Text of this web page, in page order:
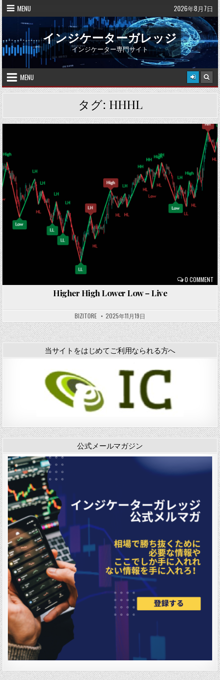
Skip
to
content
MENU 2026年8月7日
インジケーターガレッジ
インジケーター専門サイト
MENU
タグ: HHHL
0 COMMENT
in
Higher High Lower Low – Live
BIZITORE 2025年11月19日
当サイトをはじめてご利用なられる方へ
公式メールマガジン